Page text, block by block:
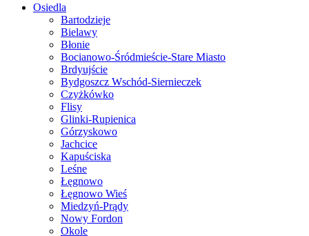
Osiedla
Bartodzieje
Bielawy
Błonie
Bocianowo-Śródmieście-Stare Miasto
Brdyujście
Bydgoszcz Wschód-Siernieczek
Czyżkówko
Flisy
Glinki-Rupienica
Górzyskowo
Jachcice
Kapuściska
Leśne
Łęgnowo
Łęgnowo Wieś
Miedzyń-Prądy
Nowy Fordon
Okole